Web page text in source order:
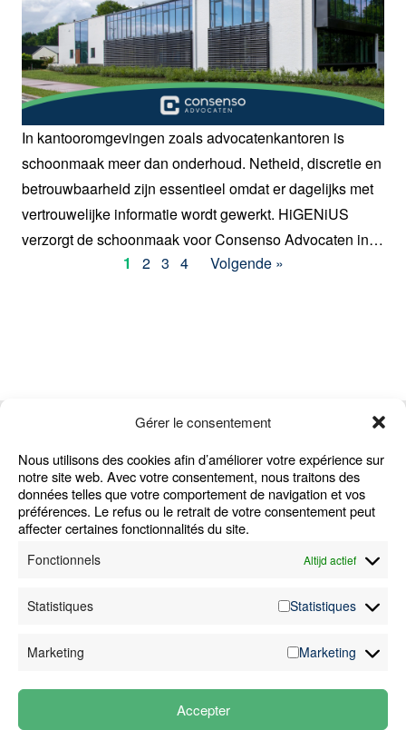
Gérer le consentement
Nous utilisons des cookies afin d’améliorer votre expérience sur
notre site web. Avec votre consentement, nous traitons des
données telles que votre comportement de navigation et vos
préférences. Le refus ou le retrait de votre consentement peut
affecter certaines fonctionnalités du site.
Fonctionnels Altijd actief
Statistiques Statistiques
Marketing Marketing
Accepter
In kantooromgevingen zoals advocatenkantoren is
schoonmaak meer dan onderhoud. Netheid, discretie en
betrouwbaarheid zijn essentieel omdat er dagelijks met
vertrouwelijke informatie wordt gewerkt. HiGENiUS
verzorgt de schoonmaak voor Consenso Advocaten in
Genk, met een aanpak die afgestemd is op een
1 2 3 4 Volgende »
Machines
Sectoren
Alg. Voorwaarden
melding
+32 (0)89 81 18 13